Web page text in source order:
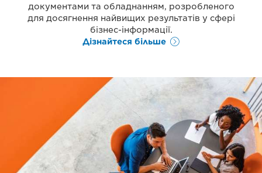
документами та обладнанням, розробленого
для досягнення найвищих результатів у сфері
бізнес-інформації.
Дізнайтеся більше